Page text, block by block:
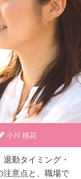
小川 桃花
勤タイミング・
注意点と、職場で